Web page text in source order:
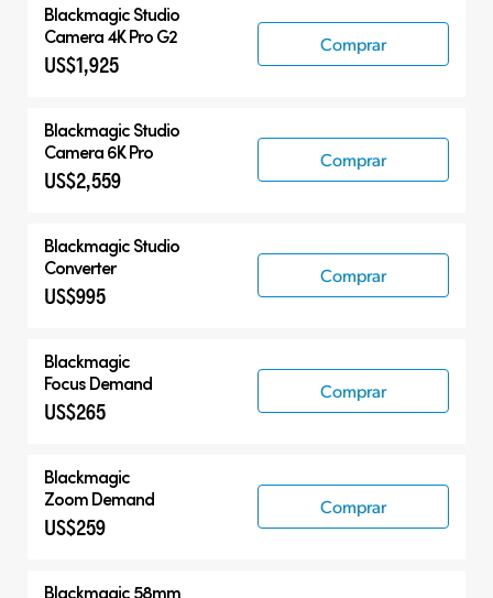
BlackmagicStudio
Camera 4K Pro G2
US$1,925
Comprar
BlackmagicStudio
Camera 6K Pro
US$2,559
Comprar
BlackmagicStudio
Converter
US$995
Comprar
Blackmagic
Focus Demand
US$265
Comprar
Blackmagic
Zoom Demand
US$259
Comprar
Blackmagic 58mm